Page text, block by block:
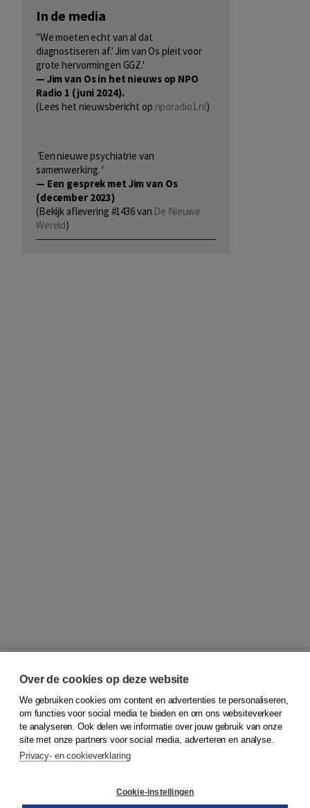
In de media
''We moeten echt van al dat
diagnostiseren af.' Jim van Os pleit voor
grote hervormingen GGZ.'
— Jim van Os in het nieuws op NPO
Radio 1 (juni 2024).
(Lees het nieuwsbericht op nporadio1.nl)
'Een nieuwe psychiatrie van
samenwerking. ’
— Een gesprek met Jim van Os
(december 2023)
(Bekijk aflevering #1436 van De Nieuwe
Wereld)
© 2026Koninklijke Boom uitgevers
Klantenservice
Service & informatie
Contact
Over de cookies op deze website
We gebruiken cookies om content en advertenties te personaliseren,
om functies voor social media te bieden en om ons websiteverkeer
te analyseren. Ook delen we informatie over jouw gebruik van onze
site met onze partners voor social media, adverteren en analyse.
Privacy- en cookieverklaring
Cookie-instellingen